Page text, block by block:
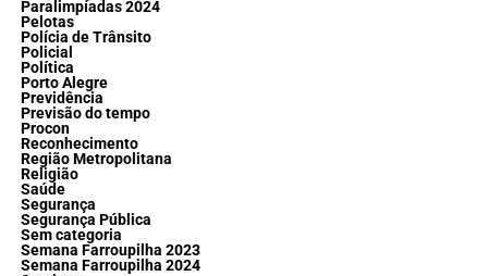
Paralimpíadas 2024
Pelotas
Polícia de Trânsito
Policial
Política
Porto Alegre
Previdência
Previsão do tempo
Procon
Reconhecimento
Região Metropolitana
Religião
Saúde
Segurança
Segurança Pública
Sem categoria
Semana Farroupilha 2023
Semana Farroupilha 2024